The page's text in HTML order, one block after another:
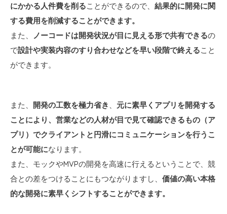
にかかる人件費を削ることができるので、 結果的に開発に関
する費用を削減することができます。
また、
ノーコードは開発状況が目に見える形で共有できるの
で設計や実装内容のすり合わせなどを早い段階で終えること
ができます。
また、 開発の工数を極力省き
元に素早くアプリを開発する
ことにより、営業などの人材が目で見て確認できるもの（ア
プリ）でクライアントと円滑にコミュニケーションを行うこ
とが可能になります。
また、モックやMVPの開発を高速に行えるということで、競
合との差をつけることにもつながりますし、 価値の高い本格
的な開発に素早くシフトすることができます。